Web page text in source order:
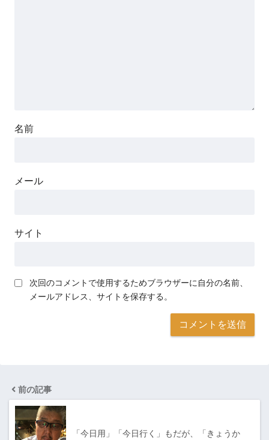
名前
メール
サイト
次回のコメントで使用するためブラウザーに自分の名前、
メールアドレス、サイトを保存する。
前の記事
「今日用」「今日行く」もだが、「きょうか